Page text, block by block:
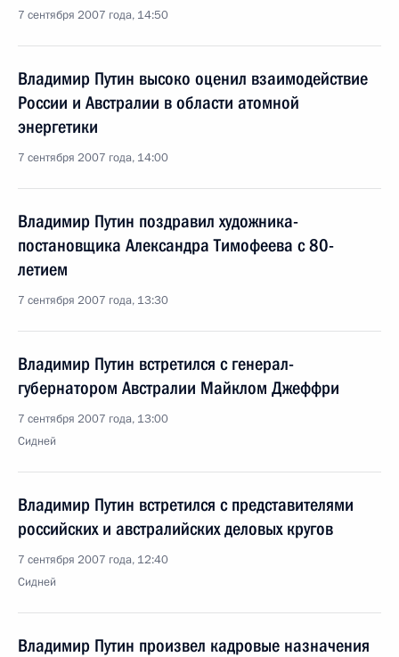
7 сентября 2007 года, 14:50
Владимир Путин высоко оценил взаимодействие
России и Австралии в области атомной
энергетики
7 сентября 2007 года, 14:00
Владимир Путин поздравил художника-
постановщика Александра Тимофеева с 80-
летием
7 сентября 2007 года, 13:30
Владимир Путин встретился с генерал-
губернатором Австралии Майклом Джеффри
7 сентября 2007 года, 13:00
Сидней
Владимир Путин встретился с представителями
российских и австралийских деловых кругов
7 сентября 2007 года, 12:40
Сидней
Владимир Путин произвел кадровые назначения